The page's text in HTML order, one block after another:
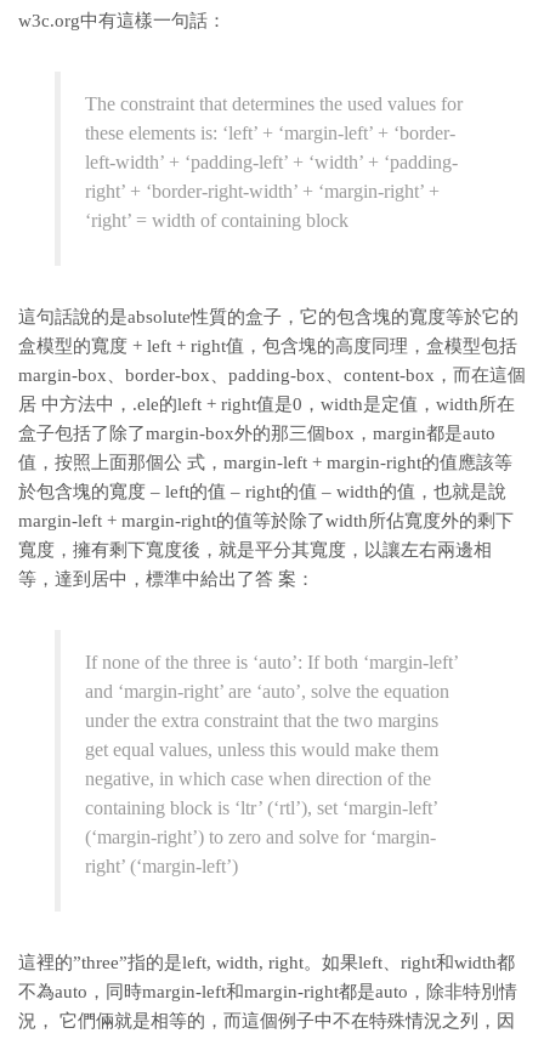
w3c.org中有這樣一句話：
The constraint that determines the used values for
these elements is: ‘left’ + ‘margin-left’ + ‘border-
left-width’ + ‘padding-left’ + ‘width’ + ‘padding-
right’ + ‘border-right-width’ + ‘margin-right’ +
‘right’ = width of containing block
這句話說的是absolute性質的盒子，它的包含塊的寬度等於它的
盒模型的寬度 + left + right值，包含塊的高度同理，盒模型包括
margin-box、border-box、padding-box、content-box，而在這個
居 中方法中，.ele的left + right值是0，width是定值，width所在
盒子包括了除了margin-box外的那三個box，margin都是auto
值，按照上面那個公 式，margin-left + margin-right的值應該等
於包含塊的寬度 – left的值 – right的值 – width的值，也就是說
margin-left + margin-right的值等於除了width所佔寬度外的剩下
寬度，擁有剩下寬度後，就是平分其寬度，以讓左右兩邊相
等，達到居中，標準中給出了答 案：
If none of the three is ‘auto’: If both ‘margin-left’
and ‘margin-right’ are ‘auto’, solve the equation
under the extra constraint that the two margins
get equal values, unless this would make them
negative, in which case when direction of the
containing block is ‘ltr’ (‘rtl’), set ‘margin-left’
(‘margin-right’) to zero and solve for ‘margin-
right’ (‘margin-left’)
這裡的”three”指的是left, width, right。如果left、right和width都
不為auto，同時margin-left和margin-right都是auto，除非特別情
況， 它們倆就是相等的，而這個例子中不在特殊情況之列，因